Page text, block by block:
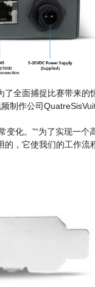
全面捕捉比赛带来的
制作公司QuatreSisVuit
化。”“为了实现一
，它使我们的工作流